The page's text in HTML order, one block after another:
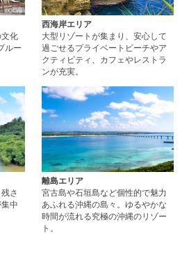
化
ルー
西海岸エリア
大型リゾートが集まり、安心して
過ごせるプライベートビーチやア
クティビティ、カフェやレストラ
ンが充実。
さ
中
やんばるエリアページへ
離島エリア
宮古島や石垣島など個性的で魅力
あふれる沖縄の島々。ゆるやかな
時間が流れる究極の沖縄のリゾー
ト。